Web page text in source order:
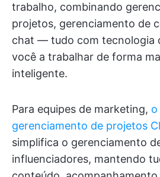
trabalho, combinando
projetos, gerenciamento de
chat — tudo com tecnologia
você a trabalhar de forma
inteligente.
Para equipes de marketing,
gerenciamento de projetos
simplifica o gerenciamento
influenciadores, mantendo